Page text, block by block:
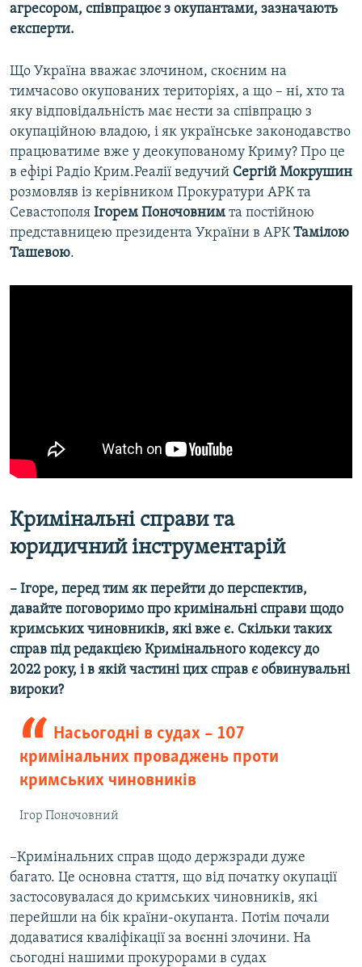
агресором, співпрацює з окупантами, зазначають
експерти.
Що Україна вважає злочином, скоєним на
тимчасово окупованих територіях, а що – ні, хто та
яку відповідальність має нести за співпрацю з
окупаційною владою, і як українське законодавство
працюватиме вже у деокупованому Криму? Про це
в ефірі Радіо Крим.Реалії ведучий Сергій Мокрушин
розмовляв із керівником Прокуратури АРК та
Севастополя Ігорем Поночовним та постійною
представницею президента України в АРКТамілою
Ташевою.
Кримінальні справи та
юридичний інструментарій
– Ігоре, перед тим як перейти до перспектив,
давайте поговоримо про кримінальні справи щодо
кримських чиновників, які вже є. Скільки таких
справ під редакцією Кримінального кодексу до
2022 року, і в якій частині цих справ є обвинувальні
вироки?
Насьогодні в судах – 107
кримінальних проваджень проти
кримських чиновників
Ігор Поночовний
–Кримінальних справ щодо держзради дуже
багато. Це основна стаття, що від початку окупації
застосовувалася до кримських чиновників, які
перейшли на бік країни-окупанта. Потім почали
додаватися кваліфікації за воєнні злочини. На
сьогодні нашими прокурорами в судах